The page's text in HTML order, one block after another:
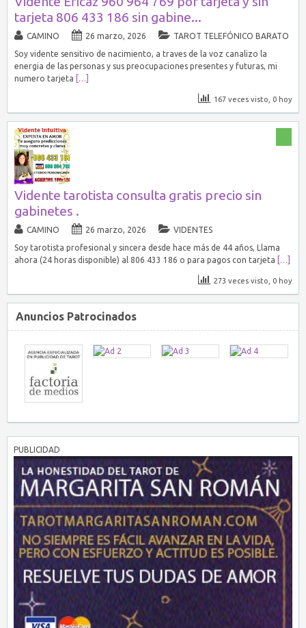
tarjeta 806 433 186 sin gabine...
CAMINO 26 marzo, 2026
TAROT TELEFÓNICO BARATO
Soy vidente sensitivo de nacimiento, a traves de la voz canalizo la
energia de las personas y sus preocupaciones presentes y futuras, mi
numero tarjeta
167 veces visto, 0 hoy
Vidente tarotista consulta gratis precio sin
gabinetes .
CAMINO 26 marzo, 2026
VIDENTES
Soy tarotista profesional y sincera desde hace más de 44 años, Llama
ahora (24 horas disponible) al 806 433 186 o para pagos con tarjeta
[…]
273 veces visto, 0 hoy
Anuncios Patrocinados
PUBLICIDAD